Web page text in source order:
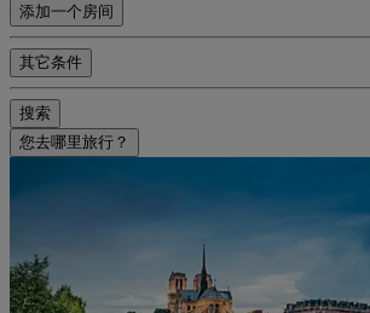
添加一个房间
其它条件
搜索
您去哪里旅行？